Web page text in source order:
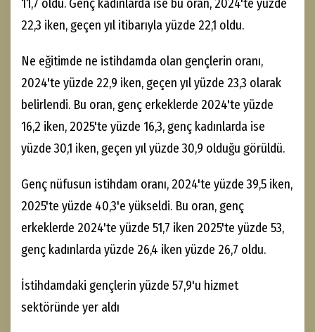
11,7 oldu. Genç kadınlarda ise bu oran, 2024'te yüzde
22,3 iken, geçen yıl itibarıyla yüzde 22,1 oldu.
Ne eğitimde ne istihdamda olan gençlerin oranı,
2024'te yüzde 22,9 iken, geçen yıl yüzde 23,3 olarak
belirlendi. Bu oran, genç erkeklerde 2024'te yüzde
16,2 iken, 2025'te yüzde 16,3, genç kadınlarda ise
yüzde 30,1 iken, geçen yıl yüzde 30,9 olduğu görüldü.
Genç nüfusun istihdam oranı, 2024'te yüzde 39,5 iken,
2025'te yüzde 40,3'e yükseldi. Bu oran, genç
erkeklerde 2024'te yüzde 51,7 iken 2025'te yüzde 53,
genç kadınlarda yüzde 26,4 iken yüzde 26,7 oldu.
İstihdamdaki gençlerin yüzde 57,9'u hizmet
sektöründe yer aldı